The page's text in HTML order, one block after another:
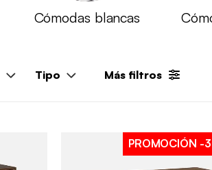
Cómodas blancas
Tipo Más filtros
PROMOCIÓN -